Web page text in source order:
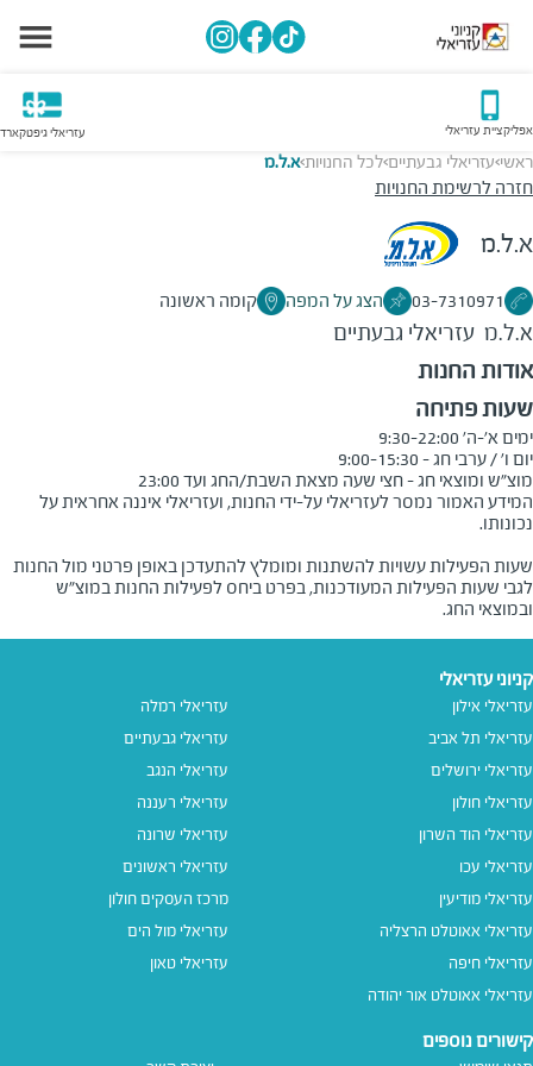
אפליקציית עזריאלי עזריאלי גיפטקארד
ראשי>עזריאלי גבעתיים>לכל החנויות>א.ל.מ
חזרה לרשימת החנויות
א.ל.מ
03-7310971 הצג על המפה קומה ראשונה
א.ל.מ עזריאלי גבעתיים
אודות החנות
שעות פתיחה
מוצ"ש ומוצאי חג - חצי שעה מצאת השבת/החג ועד 23:00
המידע האמור נמסר לעזריאלי על-ידי החנות, ועזריאלי איננה אחראית על
שעות הפעילות עשויות להשתנות ומומלץ להתעדכן באופן פרטני מול החנות
לגבי שעות הפעילות המעודכנות, בפרט ביחס לפעילות החנות במוצ"ש
ובמוצאי החג.
קניוני עזריאלי
עזריאלי אילון
עזריאלי תל אביב
עזריאלי ירושלים
עזריאלי חולון
עזריאלי הוד השרון
עזריאלי עכו
עזריאלי מודיעין
עזריאלי אאוטלט הרצליה
עזריאלי חיפה
עזריאלי אאוטלט אור יהודה
עזריאלי רמלה
עזריאלי גבעתיים
עזריאלי הנגב
עזריאלי רעננה
עזריאלי שרונה
עזריאלי ראשונים
מרכז העסקים חולון
עזריאלי מול הים
עזריאלי טאון
קישורים נוספים